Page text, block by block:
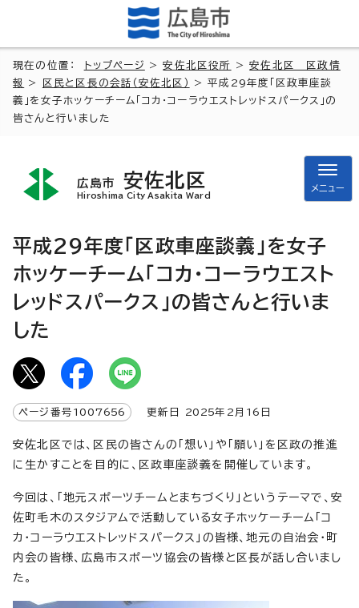
現在の位置： トップページ >安佐北区役所 >安佐北区 区政情
報
> 区民と区長の会話（安佐北区）
> 平成29年度「区政車座談
義」を女子ホッケーチーム「コカ・コーラウエストレッドスパークス」の
皆さんと行いました
広島市 安佐北区
Hiroshima City Asakita Ward
メニュー
平成29年度「区政車座談義」を女子
ホッケーチーム「コカ・コーラウエスト
レッドスパークス」の皆さんと行いま
した
ページ番号 1007656 更新日 2025年2月 16 日
安佐北区では、区民の皆さんの「想い」や「願い」を区政の推進
に生かすことを目的に、区政車座談義を開催しています。
今回は、「地元スポーツチームとまちづくり」というテーマで、安
佐町毛木のスタジアムで活動している女子ホッケーチーム「コ
カ・コーラウエストレッドスパークス」の皆様、地元の自治会・町
内会の皆様、広島市スポーツ協会の皆様と区長が話し合いまし
た。